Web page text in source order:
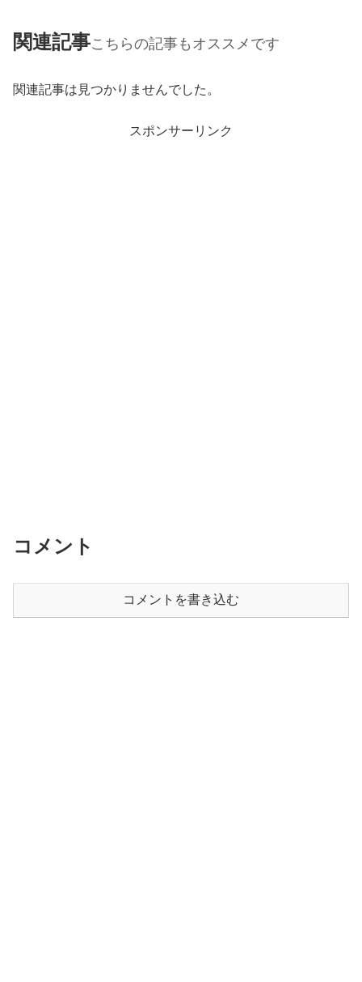
関連記事こちらの記事もオススメです
関連記事は見つかりませんでした。
スポンサーリンク
コメント
コメントを書き込む